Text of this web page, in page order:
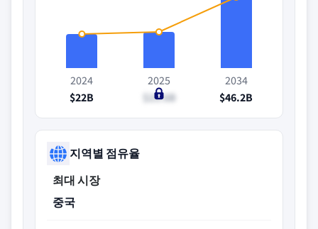
2024
$22B
2025
$23.6B
2034
$46.2B
지역별 점유율
최대 시장
중국